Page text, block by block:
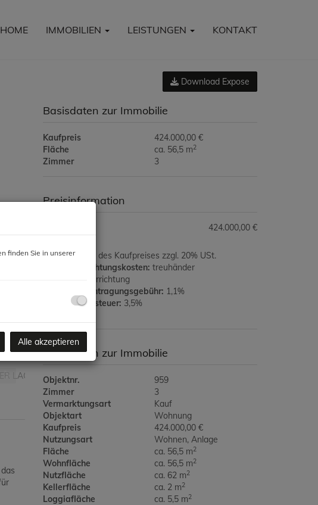
HOME IMMOBILIEN LEISTUNGEN KONTAKT
Download Expose
Basisdaten zur Immobilie
Kaufpreis
424.000,00 €
Fläche
ca. 56,5 m2
Zimmer 3
Preisinformation
424.000,00 €
Provision:
3% des Kaufpreises zzgl. 20% USt.
Vertragserrichtungskosten: treuhänder
/Kaufvertragerrichtung
Grundbucheintragungsgebühr: 1,1%
Grunderwerbsteuer: 3,5%
Basisdaten zur Immobilie
Objektnr.
959
Zimmer
3
Vermarktungsart
Kauf
Objektart
Wohnung
Kaufpreis
424.000,00 €
Nutzungsart
Wohnen Anlage
Fläche
ca. 56,5 m2
Wohnfläche ca. 56,5 m2
Nutzfläche ca. 62 m2
Kellerfläche ca. 2 m2
Loggiafläche ca. 5,5 m2
finden Sie in unserer
Alle akzeptieren